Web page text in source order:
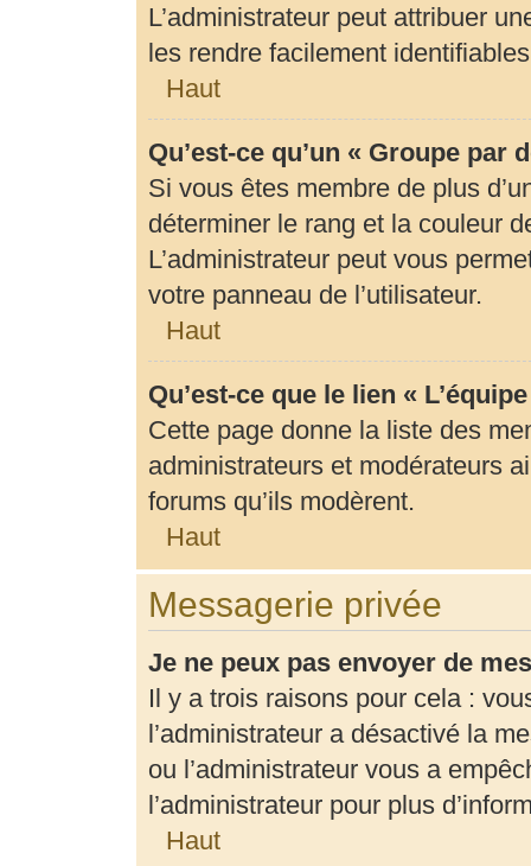
L’administrateur peut attribuer
les rendre facilement
Haut
Qu’est-ce qu’un « Groupe par
Si vous êtes membre de plus
déterminer le rang et la couleur
L’administrateur peut vous
votre panneau de l’utilisateur.
Haut
Qu’est-ce que le lien «
Cette page donne la liste des
administrateurs et modérateurs
forums qu’ils modèrent.
Haut
Messagerie privée
Je ne peux pas envoyer de
Il y a trois raisons pour cela :
l’administrateur a désactivé la
ou l’administrateur vous a
l’administrateur pour plus
Haut